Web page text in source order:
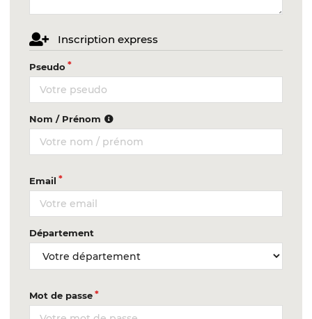
Inscription express
Pseudo
Nom / Prénom
Email
Département
Mot de passe